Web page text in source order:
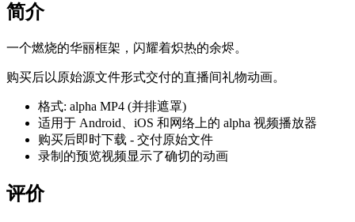
简介
一个燃烧的华丽框架，闪耀着炽热的余烬。
购买后以原始源文件形式交付的直播间礼物动画。
格式: alpha MP4 (并排遮罩)
适用于 Android、iOS 和网络上的 alpha 视频播放器
购买后即时下载 - 交付原始文件
录制的预览视频显示了确切的动画
评价